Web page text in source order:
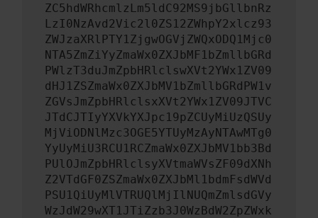
ZC5hdWRhcmlzLm5ldC92MS9jbGllbnRz
LzI0NzAvd2Vic2l0ZS12ZWhpY2xlcz93
ZWJzaXRlPTY1ZjgwOGVjZWQxODQ1Mjc0
NTA5ZmZiYyZmaWx0ZXJbMF1bZmllbGRd
PWlzT3duJmZpbHRlclswXVt2YWx1ZV09
dHJ1ZSZmaWx0ZXJbMV1bZmllbGRdPW1v
ZGVsJmZpbHRlclsxXVt2YWx1ZV09JTVC
JTdCJTIyYXVkYXJpc19pZCUyMiUzQSUy
MjViODNlMzc3OGE5YTUyMzAyNTAwMTg0
YyUyMiU3RCU1RCZmaWx0ZXJbMV1bb3Bd
PUlOJmZpbHRlclsyXVtmaWVsZF09dXNh
Z2VTdGF0ZSZmaWx0ZXJbMl1bdmFsdWVd
PSU1QiUyMlVTRUQlMjIlNUQmZmlsdGVy
WzJdW29wXT1JTiZzb3J0WzBdW2ZpZWxk